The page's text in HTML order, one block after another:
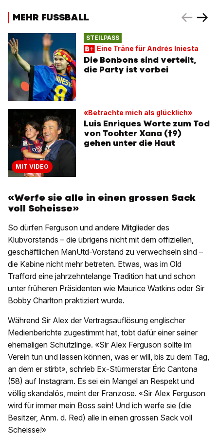
MEHR FUSSBALL
STEILPASS
Eine Träne für Andrés Iniesta
Die Bonbons sind verteilt,
die Party ist vorbei
MIT VIDEO
«Betrachte mich als glücklich»
Luis Enriques Worte zum Tod
von Tochter Xana (†9)
gehen unter die Haut
«Werfe sie alle in einen grossen Sack
voll Scheisse»
So dürfen Ferguson und andere Mitglieder des
Klubvorstands – die übrigens nicht mit dem offiziellen,
geschäftlichen ManUtd-Vorstand zu verwechseln sind –
die Kabine nicht mehr betreten. Etwas, was im Old
Trafford eine jahrzehntelange Tradition hat und schon
unter früheren Präsidenten wie Maurice Watkins oder Sir
Bobby Charlton praktiziert wurde.
Während Sir Alex der Vertragsauflösung englischer
Medienberichte zugestimmt hat, tobt dafür einer seiner
ehemaligen Schützlinge. «Sir Alex Ferguson sollte im
Verein tun und lassen können, was er will, bis zu dem Tag,
an dem er stirbt», schrieb Ex-Stürmerstar Éric Cantona
(58) auf Instagram. Es sei ein Mangel an Respekt und
völlig skandalös, meint der Franzose. «Sir Alex Ferguson
wird für immer mein Boss sein! Und ich werfe sie (die
Besitzer, Anm. d. Red) alle in einen grossen Sack voll
Scheisse!»